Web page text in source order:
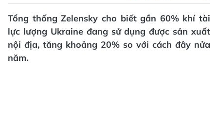
Tổng thống Zelensky cho biết gần 60% khí tài
lực lượng Ukraine đang sử dụng được sản xuất
nội địa, tăng khoảng 20% so với cách đây nửa
năm.